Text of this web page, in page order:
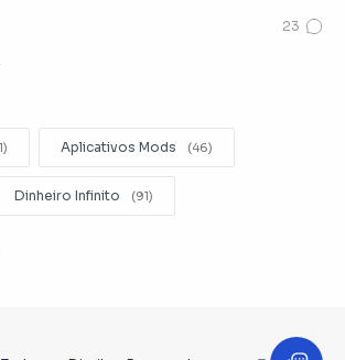
Aplicativos Mods
Dinheiro Infinito